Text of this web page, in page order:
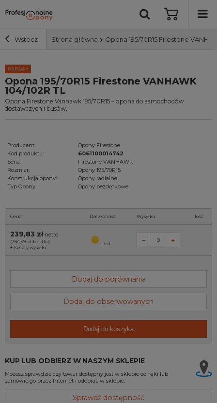
Wstecz Strona główna Opona 195/70R15 Firestone
Szerokość i profil
Średnica
Bieżnik
Nośność
POLECANY
Opona 195/70R15 Firestone VANHAWK
104/102R TL
Opona Firestone Vanhawk 195/70R15 – opona do samochodów
dostawczych i busów.
Producent:
Opony Firestone
Kod produktu:
6061100014742
Seria:
Firestone VANHAWK
Rozmiar:
Opony 195/70R15
Konstrukcja opony:
Opony radialne
Typ Opony:
Opony bezdętkowe
Cena Dostępność Wysyłka Ilość
239,83 złnetto
(294,99 zł brutto)
+ koszty wysyłki
1 szt.
Dodaj do porównania
Dodaj do obserwowanych
Dodaj do koszyka
KUP LUB ODBIERZ W NASZYM SKLEPIE
Możesz sprawdzić czy towar dostępny jest w sklepie od ręki lub
zamówić go przez Internet i odebrać w sklepie.
Sprawdź dostępność